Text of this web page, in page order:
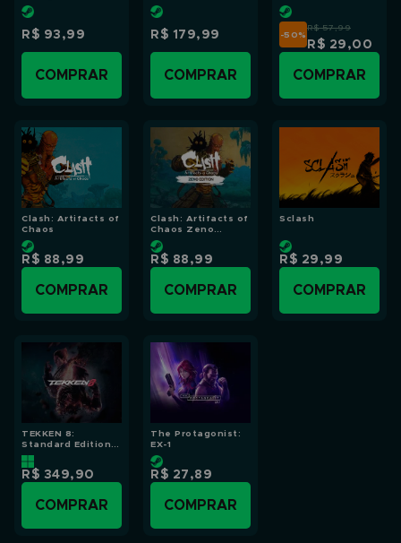
R$ 93,99
COMPRAR
R$ 179,99
COMPRAR
-50%
R$ 57,99
R$ 29,00
COMPRAR
Clash: Artifacts of
Chaos
R$ 88,99
COMPRAR
Clash: Artifacts of
Chaos Zeno
Edition
R$ 88,99
COMPRAR
Sclash
R$ 29,99
COMPRAR
TEKKEN 8:
Standard Edition -
Xbox Series X|S
R$ 349,90
COMPRAR
The Protagonist:
EX-1
R$ 27,89
COMPRAR